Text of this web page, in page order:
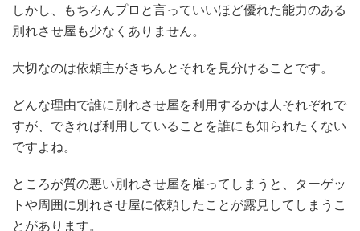
しかし、もちろんプロと言っていいほど優れた能力のある
別れさせ屋も少なくありません。
大切なのは依頼主がきちんとそれを見分けることです。
どんな理由で誰に別れさせ屋を利用するかは人それぞれで
すが、できれば利用していることを誰にも知られたくない
ですよね。
ところが質の悪い別れさせ屋を雇ってしまうと、ターゲッ
トや周囲に別れさせ屋に依頼したことが露見してしまうこ
とがあります。